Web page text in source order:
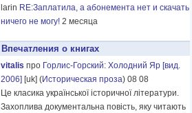
larin RE:Заплатила, а абонемента нет и скачать
ничего не могу! 2 месяца
Впечатления о книгах
vitalis про Горлис-Горский: Холодний Яр [вид.
2006] [uk] (Историческая проза) 08 08
Це класика української історичної літератури.
Захоплива документальна повість, яку читають